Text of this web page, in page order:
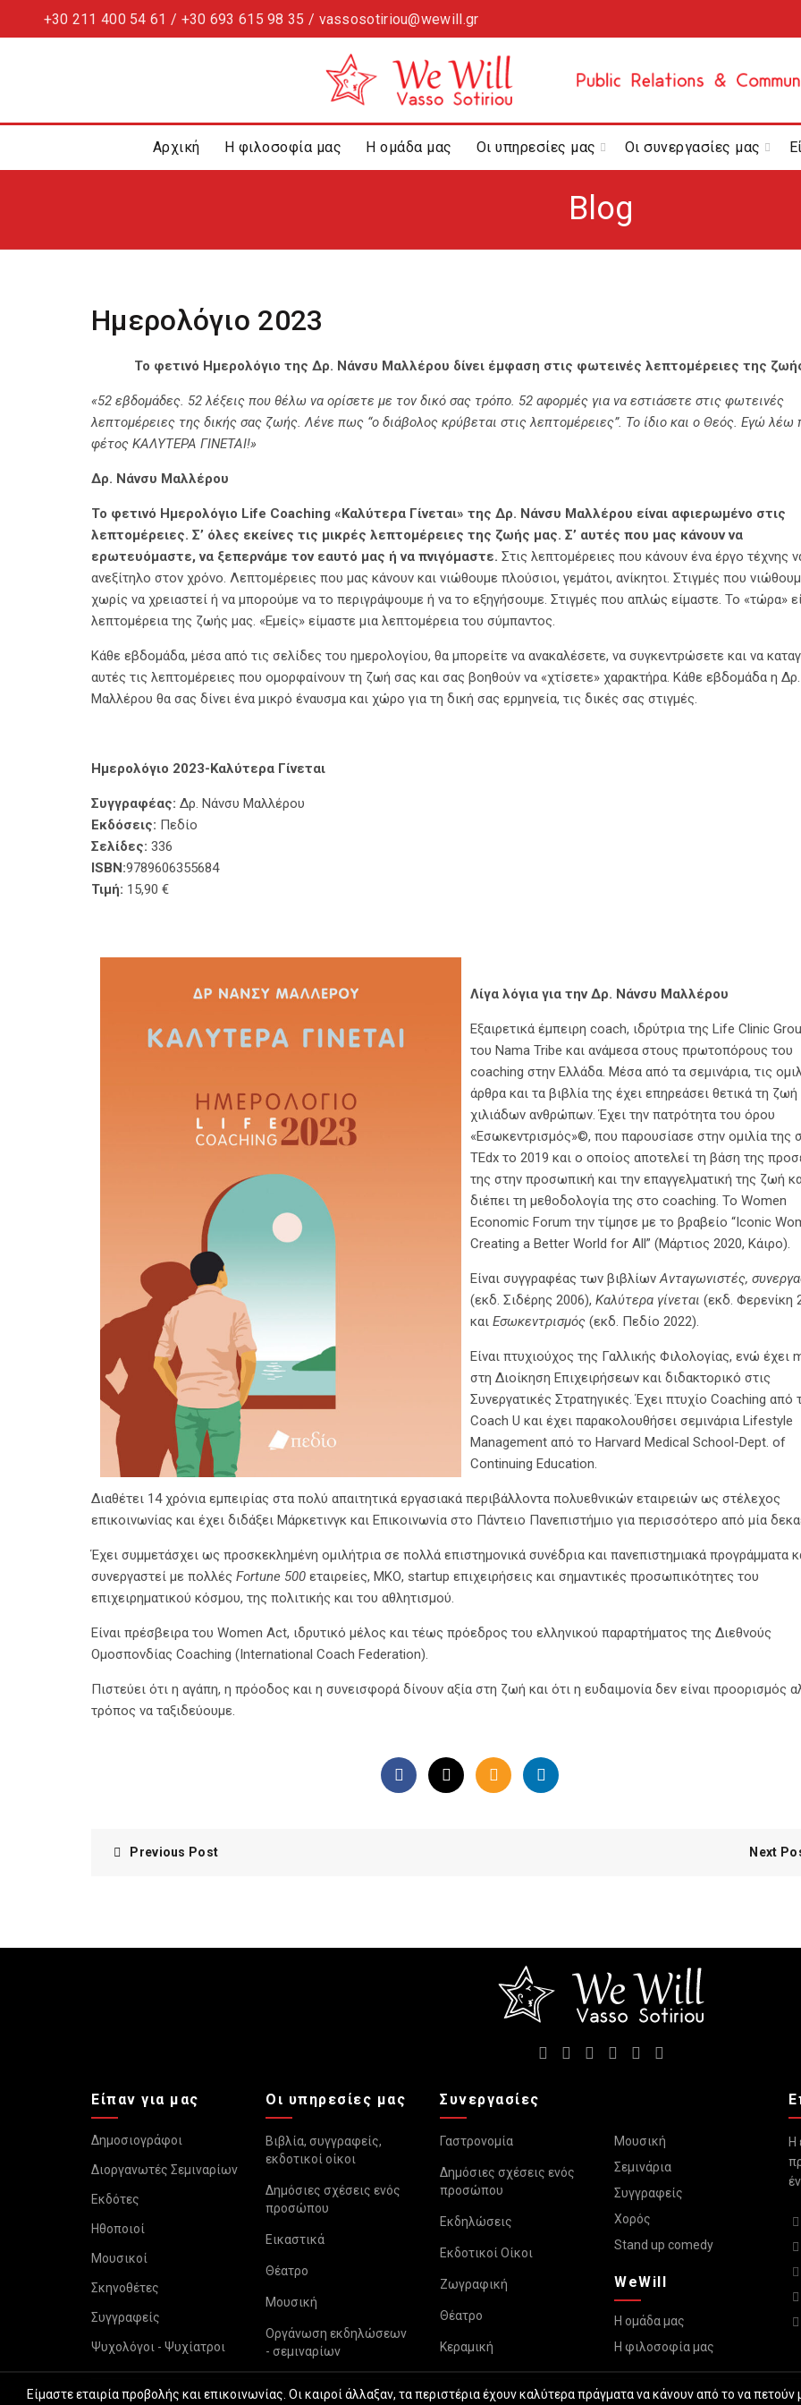
+30 211 400 54 61 / +30 693 615 98 35 / vassosotiriou@wewill.gr
Αρχική Η φιλοσοφία μας Η ομάδα μας Οι υπηρεσίες μας Οι συνεργασίες μας
Blog
Ημερολόγιο 2023
Το φετινό Ημερολόγιο της Δρ. Νάνσυ Μαλλέρου δίνει έμφαση στις φωτεινές λεπτομέρειες της
«52 εβδομάδες. 52 λέξεις που θέλω να ορίσετε με τον δικό σας τρόπο. 52 αφορμές για να εστιάσετε στις φωτεινές
λεπτομέρειες της δικής σας ζωής. Λένε πως “ο διάβολος κρύβεται στις λεπτομέρειες”. Το ίδιο και ο Θεός. Εγώ λέω
φέτος ΚΑΛΥΤΕΡΑ ΓΙΝΕΤΑΙ!»
Δρ. Νάνσυ Μαλλέρου
Το φετινό Ημερολόγιο Life Coaching «Καλύτερα Γίνεται» της Δρ. Νάνσυ Μαλλέρου είναι αφιερωμένο στις
λεπτομέρειες. Σ’ όλες εκείνες τις μικρές λεπτομέρειες της ζωής μας. Σ’ αυτές που μας κάνουν να
ερωτευόμαστε, να ξεπερνάμε τον εαυτό μας ή να πνιγόμαστε. Στις λεπτομέρειες που κάνουν ένα έργο τέχνης
ανεξίτηλο στον χρόνο. Λεπτομέρειες που μας κάνουν και νιώθουμε πλούσιοι, γεμάτοι, ανίκητοι. Στιγμές που
χωρίς να χρειαστεί ή να μπορούμε να το περιγράψουμε ή να το εξηγήσουμε. Στιγμές που απλώς είμαστε. Το «τώρα»
λεπτομέρεια της ζωής μας. «Εμείς» είμαστε μια λεπτομέρεια του σύμπαντος.
Κάθε εβδομάδα, μέσα από τις σελίδες του ημερολογίου, θα μπορείτε να ανακαλέσετε, να συγκεντρώσετε και να
αυτές τις λεπτομέρειες που ομορφαίνουν τη ζωή σας και σας βοηθούν να «χτίσετε» χαρακτήρα. Κάθε εβδομάδα η
Μαλλέρου θα σας δίνει ένα μικρό έναυσμα και χώρο για τη δική σας ερμηνεία, τις δικές σας στιγμές.
Ημερολόγιο 2023-Καλύτερα Γίνεται
Συγγραφέας: Δρ. Νάνσυ Μαλλέρου
Εκδόσεις: Πεδίο
Σελίδες: 336
ISBN:9789606355684
Τιμή: 15,90 €
Λίγα λόγια για την Δρ. Νάνσυ Μαλλέρου
Eξαιρετικά έµπειρη coach, ιδρύτρια της Life Clinic
του Nama Tribe και ανάµεσα στους πρωτοπόρους του
coaching στην Ελλάδα. Μέσα από τα σεµινάρια, τις
άρθρα και τα βιβλία της έχει επηρεάσει θετικά τη ζωή
χιλιάδων ανθρώπων. Έχει την πατρότητα του όρου
«Εσωκεντρισµός»©, που παρουσίασε στην οµιλία της
TEdx το 2019 και ο οποίος αποτελεί τη βάση της
της στην προσωπική και την επαγγελµατική της ζωή
διέπει τη µεθοδολογία της στο coaching. Το Women
Economic Forum την τίµησε µε το βραβείο “Iconic
Creating a Better World for All” (Μάρτιος 2020, Κάιρο).
Είναι συγγραφέας των βιβλίωνΑνταγωνιστές,
(εκδ. Σιδέρης 2006), Καλύτερα γίνεται (εκδ. Φερενίκη
καιΕσωκεντρισµός(εκδ. Πεδίο 2022).
Είναι πτυχιούχος της Γαλλικής Φιλολογίας, ενώ έχει
στη ∆ιοίκηση Επιχειρήσεων και διδακτορικό στις
Συνεργατικές Στρατηγικές. Έχει πτυχίο Coaching από
Coach U και έχει παρακολουθήσει σεµινάρια Lifestyle
Management από το Harvard Medical School-Dept. of
Continuing Education.
∆ιαθέτει 14 χρόνια εµπειρίας στα πολύ απαιτητικά εργασιακά περιβάλλοντα πολυεθνικών εταιρειών ως στέλεχος
επικοινωνίας και έχει διδάξει Μάρκετινγκ και Επικοινωνία στο Πάντειο Πανεπιστήµιο για περισσότερο από µία
Έχει συµµετάσχει ως προσκεκληµένη οµιλήτρια σε πολλά επιστηµονικά συνέδρια και πανεπιστηµιακά προγράµµατα
συνεργαστεί µε πολλές Fortune 500 εταιρείες, ΜΚΟ, startup επιχειρήσεις και σηµαντικές προσωπικότητες του
επιχειρηµατικού κόσµου, της πολιτικής και του αθλητισµού.
Είναι πρέσβειρα του Women Act, ιδρυτικό µέλος και τέως πρόεδρος του ελληνικού παραρτήµατος της ∆ιεθνούς
Οµοσπονδίας Coaching (International Coach Federation).
Πιστεύει ότι η αγάπη, η πρόοδος και η συνεισφορά δίνουν αξία στη ζωή και ότι η ευδαιµονία δεν είναι προορισµός
τρόπος να ταξιδεύουµε.
Previous Post Next
Είπαν για μας
Δημοσιογράφοι
Διοργανωτές Σεμιναρίων
Εκδότες
Ηθοποιοί
Μουσικοί
Σκηνοθέτες
Συγγραφείς
Ψυχολόγοι - Ψυχίατροι
Οι υπηρεσίες μας
Βιβλία, συγγραφείς,
εκδοτικοί οίκοι
Δημόσιες σχέσεις ενός
προσώπου
Εικαστικά
Θέατρο
Μουσική
Οργάνωση εκδηλώσεων
- σεμιναρίων
Συνεργασίες
Γαστρονομία
Δημόσιες σχέσεις ενός
προσώπου
Εκδηλώσεις
Εκδοτικοί Οίκοι
Ζωγραφική
Θέατρο
Κεραμική
Μουσική
Σεμινάρια
Συγγραφείς
Χορός
Stand up comedy
WeWill
Η ομάδα μας
Η φιλοσοφία μας
Η
Είμαστε εταιρία προβολής και επικοινωνίας. Οι καιροί άλλαξαν, τα περιστέρια έχουν καλύτερα πράγματα να κάνουν από το να